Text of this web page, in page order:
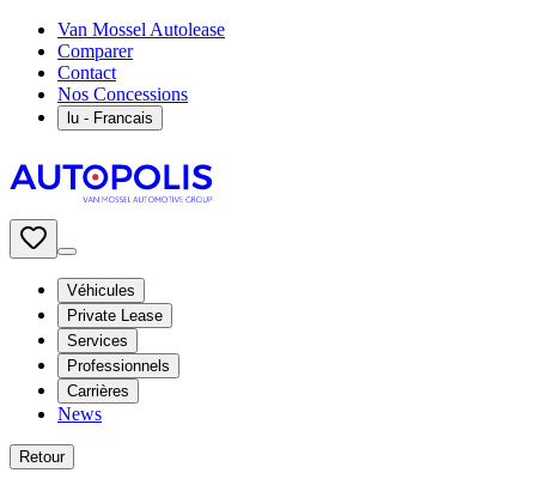
Van Mossel Autolease
Comparer
Contact
Nos Concessions
lu - Francais
Véhicules
Private Lease
Services
Professionnels
Carrières
News
Retour